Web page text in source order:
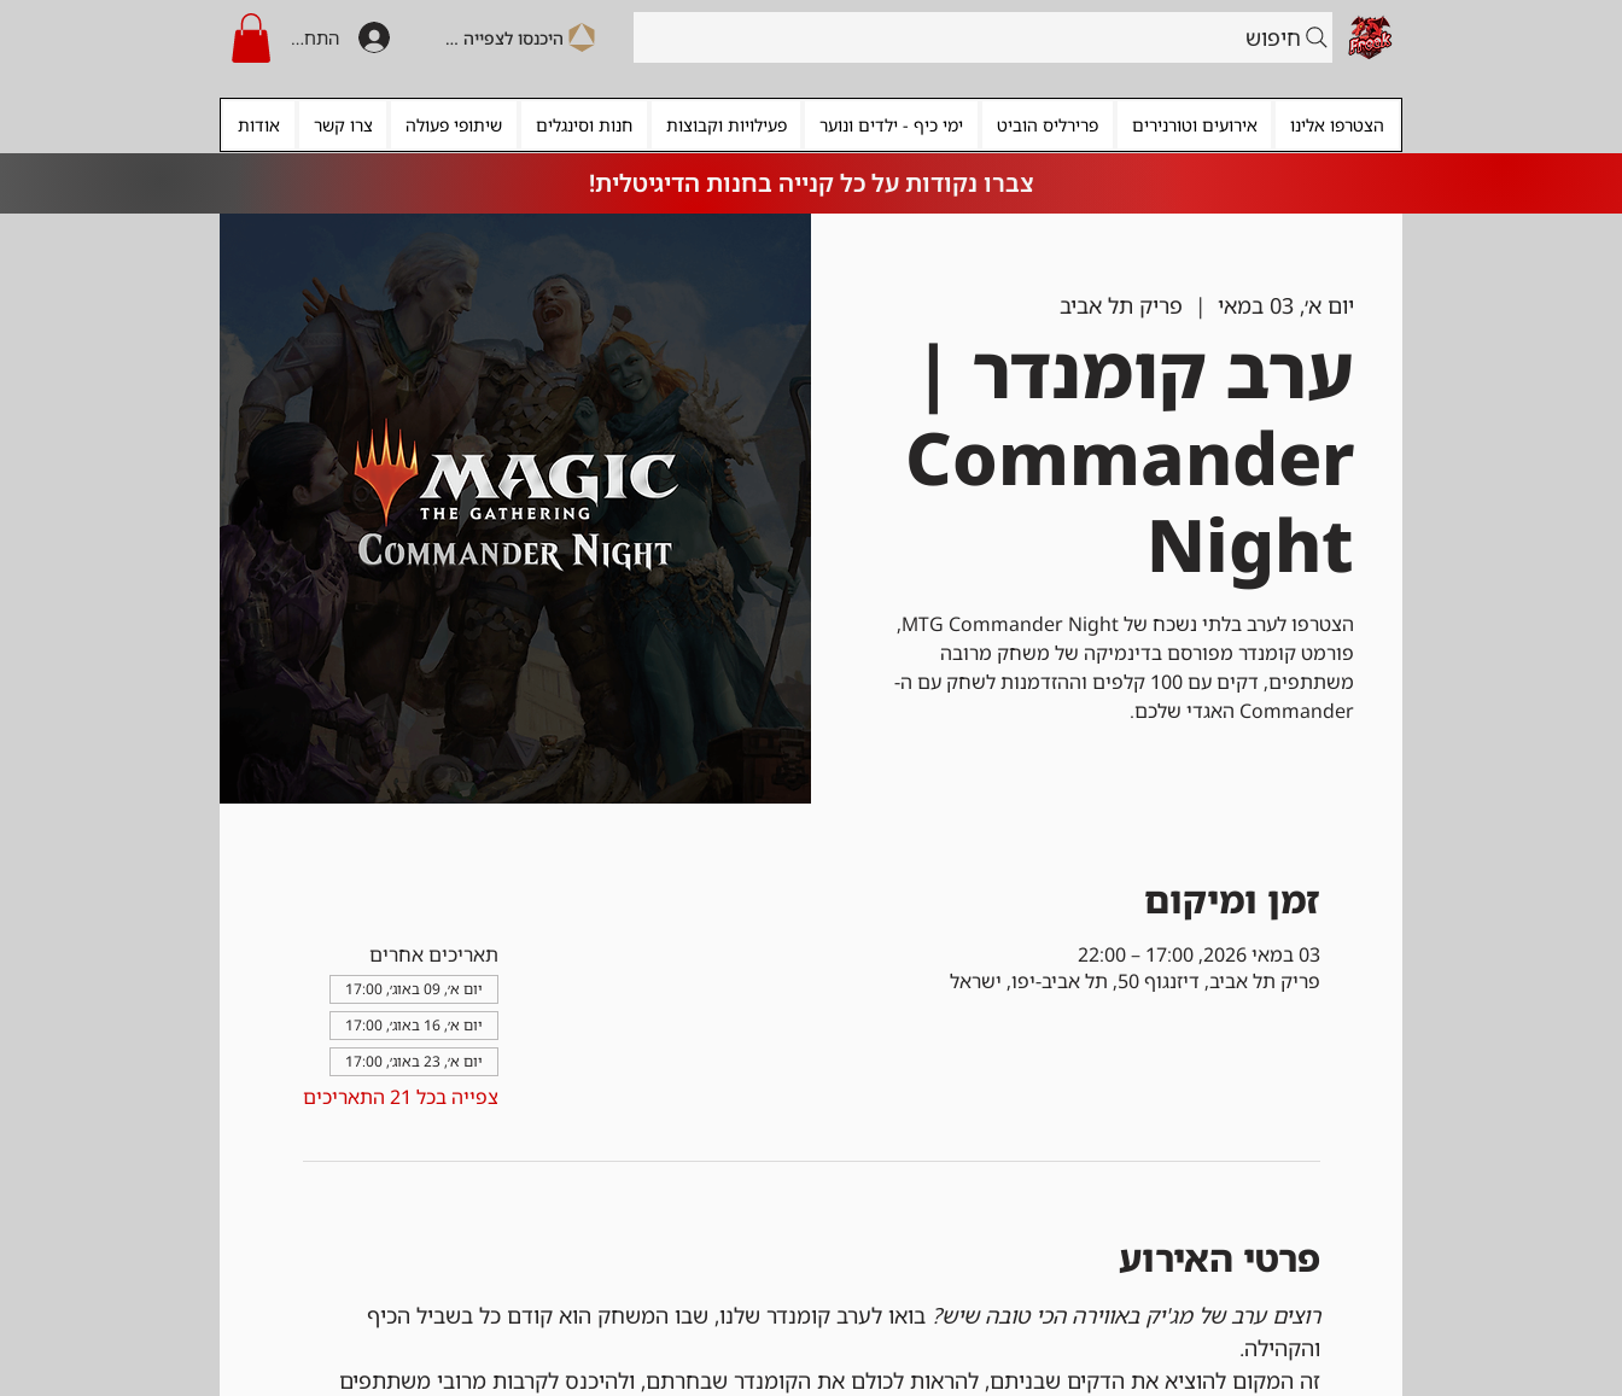
התחברות היכנסו לצפייה בקרדיט חיפוש
הצטרפו אלינו אירועים וטורנירים פרירליס הוביט ימי כיף - ילדים ונוער פעילויות וקבוצות חנות וסינגלים שיתופי פעולה צרו קשר אודות
צברו נקודות על כל קנייה בחנות הדיגיטלית!
יום א׳, 03 במאי
  |
פריק תל אביב
ערב קומנדר |
Commander
Night
הצטרפו לערב בלתי נשכח של MTG Commander Night,
פורמט קומנדר מפורסם בדינמיקה של משחק מרובה
משתתפים, דקים עם 100 קלפים וההזדמנות לשחק עם ה-
Commander האגדי שלכם.
זמן ומיקום
03 במאי 2026, 17:00 – 22:00
פריק תל אביב, דיזנגוף 50, תל אביב-יפו, ישראל
תאריכים אחרים
יום א׳, 09 באוג׳, 17:00
יום א׳, 16 באוג׳, 17:00
יום א׳, 23 באוג׳, 17:00
צפייה בכל 21 התאריכים
פרטי האירוע
רוצים ערב של מג'יק באווירה הכי טובה שיש? בואו לערב קומנדר שלנו, שבו המשחק הוא קודם כל בשביל הכיף
והקהילה.
זה המקום להוציא את הדקים שבניתם, להראות לכולם את הקומנדר שבחרתם, ולהיכנס לקרבות מרובי משתתפים